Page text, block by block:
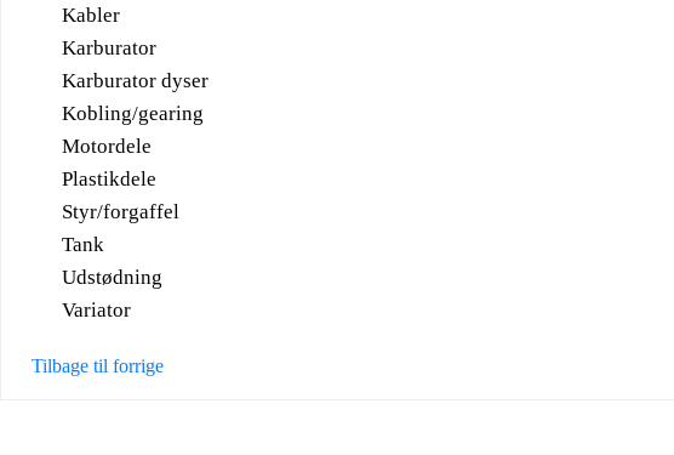
Kabler
Karburator
Karburator dyser
Kobling/gearing
Motordele
Plastikdele
Styr/forgaffel
Tank
Udstødning
Variator
Tilbage til forrige